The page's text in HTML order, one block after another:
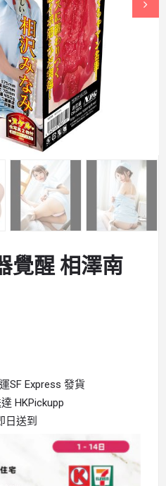
覺醒 相澤南
SF Express 發貨
HKPickupp
日送到